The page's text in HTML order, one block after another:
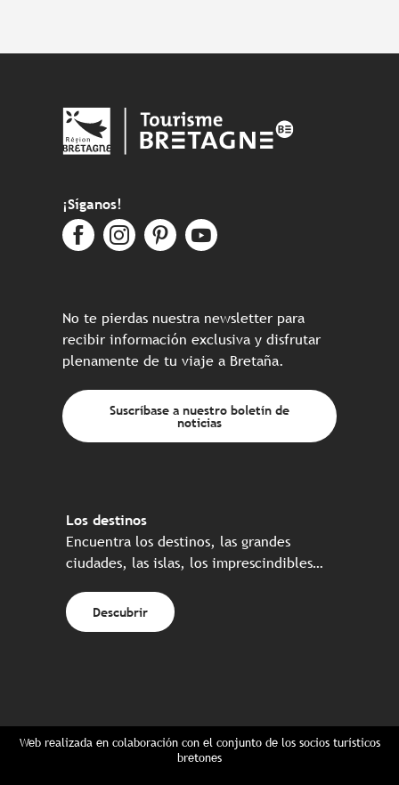
¡Síganos!
No te pierdas nuestra newsletter para
recibir información exclusiva y disfrutar
plenamente de tu viaje a Bretaña.
Suscríbase a nuestro boletín de
noticias
Los destinos
Encuentra los destinos, las grandes
ciudades, las islas, los imprescindibles…
Descubrir
Web realizada en colaboración con el conjunto de los socios turísticos
bretones